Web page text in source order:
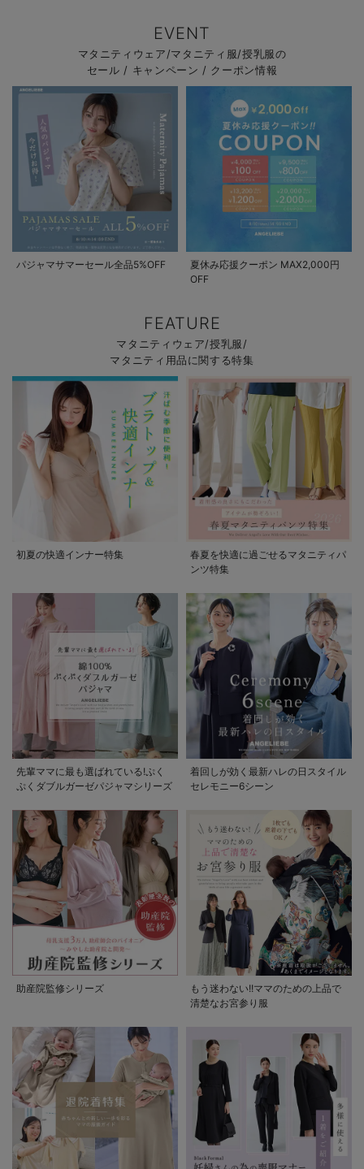
EVENT
マタニティウェア/マタニティ服/授乳服の
セール / キャンペーン / クーポン情報
パジャマサマーセール全品5%OFF
夏休み応援クーポン MAX2,000円
OFF
FEATURE
マタニティウェア/授乳服/
マタニティ用品に関する特集
初夏の快適インナー特集
春夏を快適に過ごせるマタニティパ
ンツ特集
先輩ママに最も選ばれている!ぷく
ぷくダブルガーゼパジャマシリーズ
着回しが効く最新ハレの日スタイル
セレモニー6シーン
助産院監修シリーズ
もう迷わない!!ママのための上品で
清楚なお宮参り服